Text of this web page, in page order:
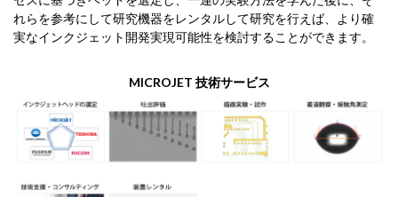
れらを参考にして研究機器をレンタルして研究を行えば、より確
実なインクジェット開発実現可能性を検討することができます。
MICROJET 技術サービス